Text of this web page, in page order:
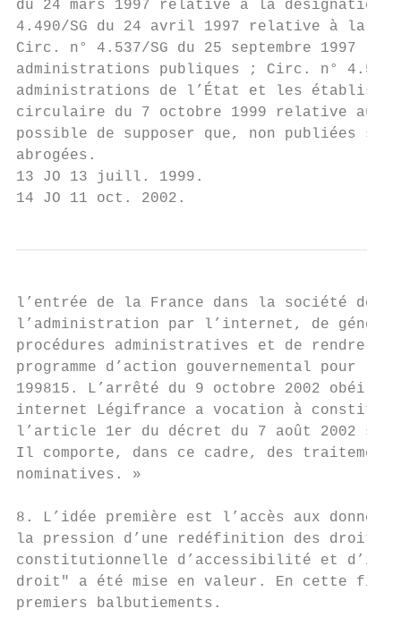
du 24 mars 1997 relative à la
4.490/SG du 24 avril 1997 relative à la
Circ. n° 4.537/SG du 25 septembre 1997
administrations publiques ; Circ. n°
administrations de l’État et les
circulaire du 7 octobre 1999 relative aux
possible de supposer que, non publiées
abrogées.
13 JO 13 juill. 1999.
14 JO 11 oct. 2002.
l’entrée de la France dans la société de
l’administration par l’internet, de
procédures administratives et de rendre
programme d’action gouvernemental pour
199815. L’arrêté du 9 octobre 2002
internet Légifrance a vocation à
l’article 1er du décret du 7 août 2002
Il comporte, dans ce cadre, des
nominatives. »
8. L’idée première est l’accès aux
la pression d’une redéfinition des droits
constitutionnelle d’accessibilité et
droit" a été mise en valeur. En cette fin
premiers balbutiements.